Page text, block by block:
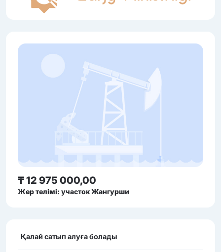
₸ 12 975 000,00
Жер телімі: участок Жангурши
Қалай сатып алуға болады